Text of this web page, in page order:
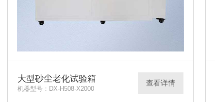
大型砂尘老化试验箱
机器型号：DX-H508-X2000
查看详情